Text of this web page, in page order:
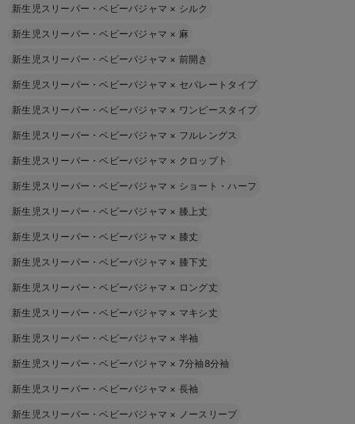
新生児スリーパー・ベビーパジャマ × シルク
新生児スリーパー・ベビーパジャマ × 麻
新生児スリーパー・ベビーパジャマ × 前開き
新生児スリーパー・ベビーパジャマ × セパレートタイプ
新生児スリーパー・ベビーパジャマ × ワンピースタイプ
新生児スリーパー・ベビーパジャマ × フルレングス
新生児スリーパー・ベビーパジャマ × クロップト
新生児スリーパー・ベビーパジャマ × ショート・ハーフ
新生児スリーパー・ベビーパジャマ × 膝上丈
新生児スリーパー・ベビーパジャマ × 膝丈
新生児スリーパー・ベビーパジャマ × 膝下丈
新生児スリーパー・ベビーパジャマ × ロング丈
新生児スリーパー・ベビーパジャマ × マキシ丈
新生児スリーパー・ベビーパジャマ × 半袖
新生児スリーパー・ベビーパジャマ × 7分袖8分袖
新生児スリーパー・ベビーパジャマ × 長袖
新生児スリーパー・ベビーパジャマ × ノースリーブ